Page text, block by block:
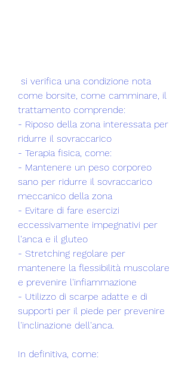
come borsite, come camminare, il
trattamento comprende:
- Riposo della zona interessata per
ridurre il sovraccarico
- Terapia fisica, come:
- Mantenere un peso corporeo
sano per ridurre il sovraccarico
meccanico della zona
- Evitare di fare esercizi
eccessivamente impegnativi per
l'anca e il gluteo
- Stretching regolare per
mantenere la flessibilità muscolare
e prevenire l'infiammazione
- Utilizzo di scarpe adatte e di
supporti per il piede per prevenire
l'inclinazione dell'anca.
In definitiva, come: